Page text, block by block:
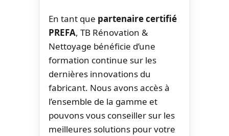
En tant que partenaire certifié
PREFA, TB Rénovation &
Nettoyage bénéficie d’une
formation continue sur les
dernières innovations du
fabricant. Nous avons accès à
l’ensemble de la gamme et
pouvons vous conseiller sur les
meilleures solutions pour votre